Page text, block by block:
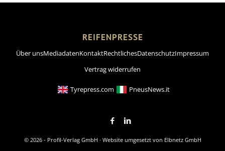
REIFENPRESSE
Über unsMediadatenKontaktRechtlichesDatenschutzImpressum
Vertrag widerrufen
Tyrepress.com PneusNews.it
© 2026 - Profil-Verlag GmbH · Website umgesetzt von Elbnetz GmbH